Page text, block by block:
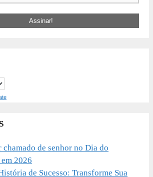
chamado de senhor no Dia do
2026
de Sucesso: Transforme Sua